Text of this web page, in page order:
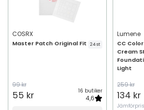
COSRX
Master Patch Original Fit 24 st
99 kr
55 kr 16 butiker
4,6
Lumene
CC
Cream
Light
259 kr
134 kr
Jämförpris